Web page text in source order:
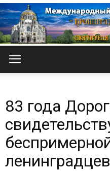
83 года
ленинградцев